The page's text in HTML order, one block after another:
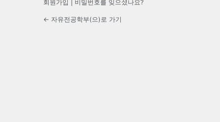
회원가입 비밀번호를 잊으셨나요?
← 자유전공학부(으)로 가기